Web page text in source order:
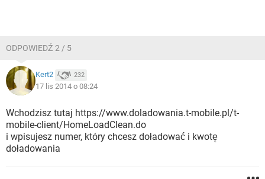
ODPOWIEDŹ 2 / 5
Kert2 232
17 lis 2014 o 08:24
Wchodzisz tutaj https://www.doladowania.t-mobile.pl/t-
mobile-client/HomeLoadClean.do
i wpisujesz numer, który chcesz doładować i kwotę
doładowania